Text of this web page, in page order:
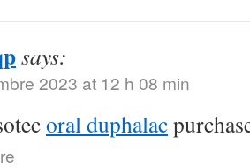
says:
2023 at 12 h 08 min
oral duphalac